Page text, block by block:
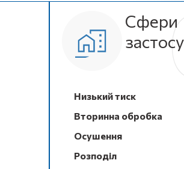
Сфери
Низький тиск
Вторинна обробка
Осушення
Розподіл